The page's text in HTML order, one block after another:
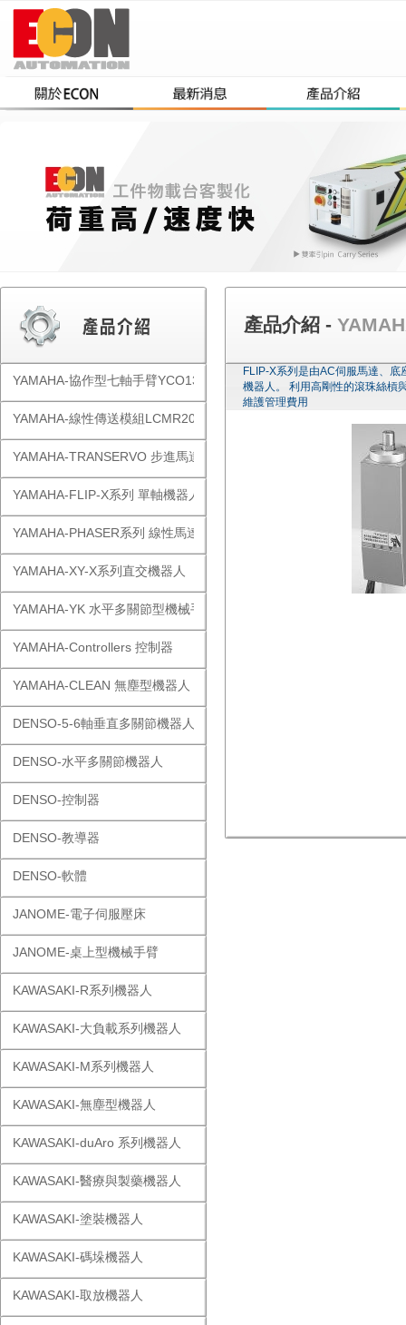
YAMAHA-協作型七軸手臂YCO1300
YAMAHA-線性傳送模組LCMR200
YAMAHA-TRANSERVO 步進馬達單軸
YAMAHA-FLIP-X系列 單軸機器人
YAMAHA-PHASER系列 線性馬達
YAMAHA-XY-X系列直交機器人
YAMAHA-YK 水平多關節型機械手
YAMAHA-Controllers 控制器
YAMAHA-CLEAN 無塵型機器人
DENSO-5-6軸垂直多關節機器人
DENSO-水平多關節機器人
DENSO-控制器
DENSO-教導器
DENSO-軟體
JANOME-電子伺服壓床
JANOME-桌上型機械手臂
KAWASAKI-R系列機器人
KAWASAKI-大負載系列機器人
KAWASAKI-M系列機器人
KAWASAKI-無塵型機器人
KAWASAKI-duAro 系列機器人
KAWASAKI-醫療與製藥機器人
KAWASAKI-塗裝機器人
KAWASAKI-碼垛機器人
KAWASAKI-取放機器人
產品介紹 -
FLIP-X系列是由AC伺服馬達、
機器人。 利用高剛性的滾珠絲槓
維護管理費用